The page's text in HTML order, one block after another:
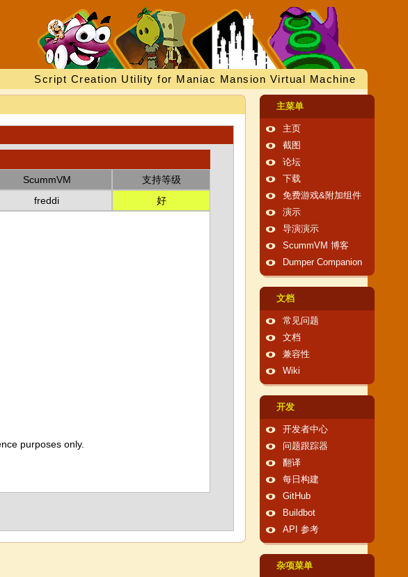
Script Creation Utility for Maniac Mansion Virtual Machine
ScummVM
支持等级
freddi 好
purposes only.
主菜单
主页
截图
论坛
下载
免费游戏&附加组件
演示
导演演示
ScummVM 博客
Dumper Companion
文档
常见问题
文档
兼容性
Wiki
开发
开发者中心
问题跟踪器
翻译
每日构建
GitHub
Buildbot
API 参考
杂项菜单